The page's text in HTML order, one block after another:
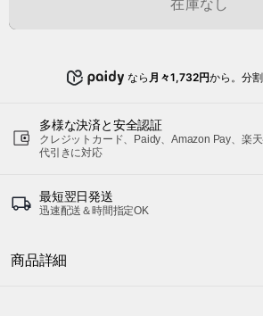
在庫なし
なら 月々1,732円から。分
多様な決済と安全認証
クレジットカード、Paidy、Amazon Pay、楽天
代引きに対応
最短翌日発送
迅速配送＆時間指定OK
商品詳細